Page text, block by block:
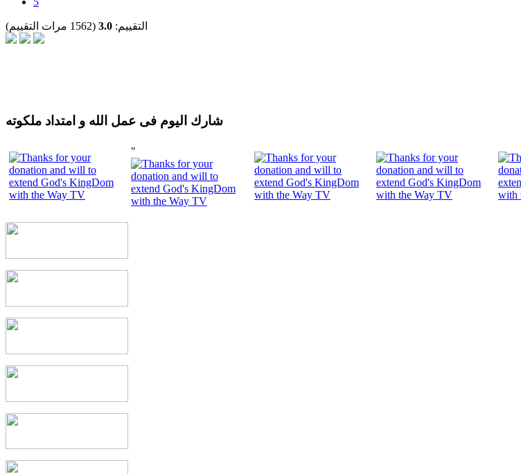
التقييم: 3.0 (1562 مرات التقييم)
شارك اليوم فى عمل الله و امتداد ملكوته
"